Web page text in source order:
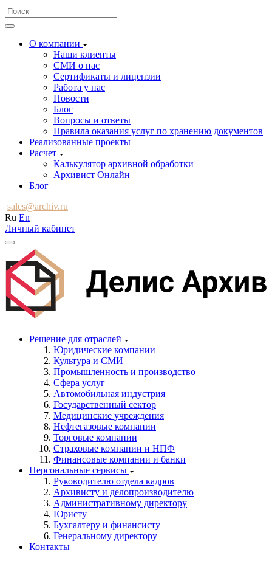
О компании
Наши клиенты
СМИ о нас
Сертификаты и лицензии
Работа у нас
Новости
Блог
Вопросы и ответы
Правила оказания услуг по хранению документов
Реализованные проекты
Расчет
Калькулятор архивной обработки
Архивист Онлайн
Блог
sales@archiv.ru
Ru En
Личный кабинет
Решение для отраслей
Юридические компании
Культура и СМИ
Промышленность и производство
Сфера услуг
Автомобильная индустрия
Государственный сектор
Медицинские учреждения
Нефтегазовые компании
Торговые компании
Страховые компании и НПФ
Финансовые компании и банки
Персональные сервисы
Руководителю отдела кадров
Архивисту и делопроизводителю
Административному директору
Юристу
Бухгалтеру и финансисту
Генеральному директору
Контакты